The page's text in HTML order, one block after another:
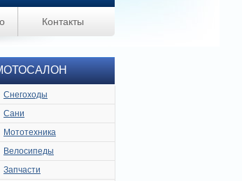
Контакты
Снегоходы
Сани
Мототехника
Велосипеды
Запчасти